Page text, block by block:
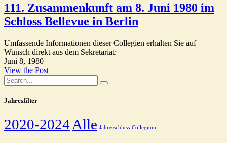
111. Zusammenkunft am 8. Juni 1980 im
Schloss Bellevue in Berlin
Umfassende Informationen dieser Collegien erhalten Sie auf
Wunsch direkt aus dem Sekretariat:
Juni 8, 1980
View the Post
Jahresfilter
2020-2024 Alle Jahresschluss-Collegium